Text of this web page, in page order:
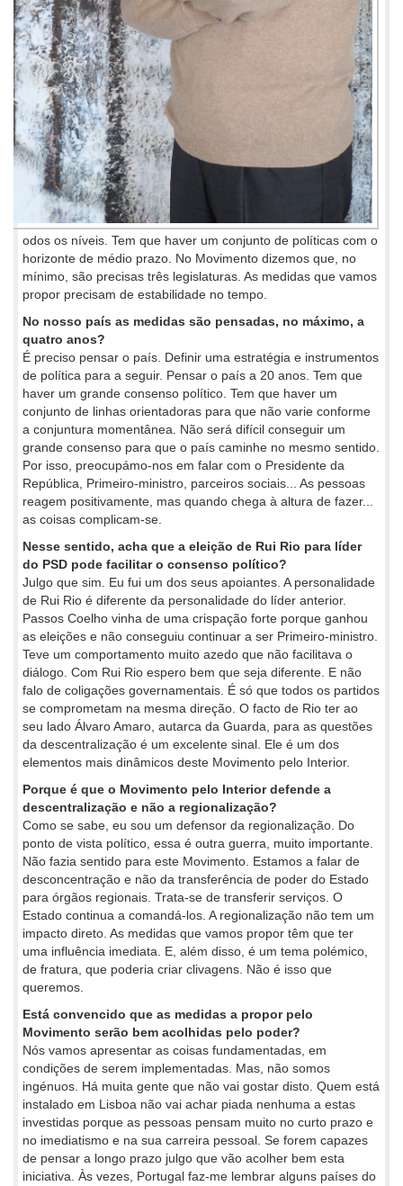
odos os níveis. Tem que haver um conjunto de políticas com o
horizonte de médio prazo. No Movimento dizemos que, no
mínimo, são precisas três legislaturas. As medidas que vamos
propor precisam de estabilidade no tempo.
No nosso país as medidas são pensadas, no máximo, a
quatro anos?
É preciso pensar o país. Definir uma estratégia e instrumentos
de política para a seguir. Pensar o país a 20 anos. Tem que
haver um grande consenso político. Tem que haver um
conjunto de linhas orientadoras para que não varie conforme
a conjuntura momentânea. Não será difícil conseguir um
grande consenso para que o país caminhe no mesmo sentido.
Por isso, preocupámo-nos em falar com o Presidente da
República, Primeiro-ministro, parceiros sociais... As pessoas
reagem positivamente, mas quando chega à altura de fazer...
as coisas complicam-se.
Nesse sentido, acha que a eleição de Rui Rio para líder
do PSD pode facilitar o consenso político?
Julgo que sim. Eu fui um dos seus apoiantes. A personalidade
de Rui Rio é diferente da personalidade do líder anterior.
Passos Coelho vinha de uma crispação forte porque ganhou
as eleições e não conseguiu continuar a ser Primeiro-ministro.
Teve um comportamento muito azedo que não facilitava o
diálogo. Com Rui Rio espero bem que seja diferente. E não
falo de coligações governamentais. É só que todos os partidos
se comprometam na mesma direção. O facto de Rio ter ao
seu lado Álvaro Amaro, autarca da Guarda, para as questões
da descentralização é um excelente sinal. Ele é um dos
elementos mais dinâmicos deste Movimento pelo Interior.
Porque é que o Movimento pelo Interior defende a
descentralização e não a regionalização?
Como se sabe, eu sou um defensor da regionalização. Do
ponto de vista político, essa é outra guerra, muito importante.
Não fazia sentido para este Movimento. Estamos a falar de
desconcentração e não da transferência de poder do Estado
para órgãos regionais. Trata-se de transferir serviços. O
Estado continua a comandá-los. A regionalização não tem um
impacto direto. As medidas que vamos propor têm que ter
uma influência imediata. E, além disso, é um tema polémico,
de fratura, que poderia criar clivagens. Não é isso que
queremos.
Está convencido que as medidas a propor pelo
Movimento serão bem acolhidas pelo poder?
Nós vamos apresentar as coisas fundamentadas, em
condições de serem implementadas. Mas, não somos
ingénuos. Há muita gente que não vai gostar disto. Quem está
instalado em Lisboa não vai achar piada nenhuma a estas
investidas porque as pessoas pensam muito no curto prazo e
no imediatismo e na sua carreira pessoal. Se forem capazes
de pensar a longo prazo julgo que vão acolher bem esta
iniciativa. Às vezes, Portugal faz-me lembrar alguns países do